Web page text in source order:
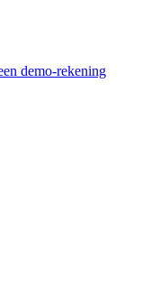
demo-rekening